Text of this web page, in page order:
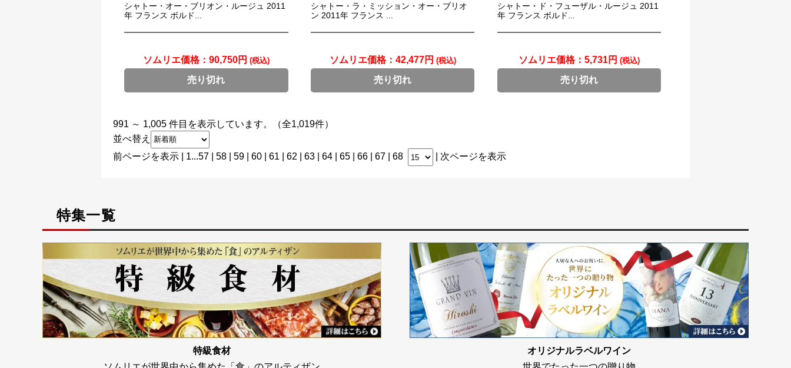
シャトー・オー・ブリオン・ルージュ 2011
年 フランス ボルド...
ソムリエ価格： 90,750円 (税込)
売り切れ
シャトー・ラ・ミッション・オー・ブリオ
ン 2011年 フランス ...
ソムリエ価格： 42,477円 (税込)
売り切れ
シャトー・ド・フューザル・ルージュ 2011
年 フランス ボルド...
ソムリエ価格： 5,731円 (税込)
売り切れ
991 ～ 1,005 件目を表示しています。（全1,019件）
並べ替え
前ページを表示
1...57 58 59 60 61 62 63 64 65 66 | 67 | 68 次ページを表示
特集一覧
特級食材
オリジナルラベルワイン